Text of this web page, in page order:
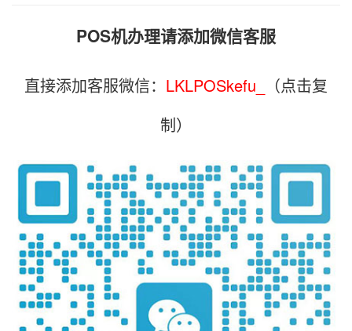
POS机办理请添加微信客服
直接添加客服微信： LKLPOSkefu_
（点击复
制）